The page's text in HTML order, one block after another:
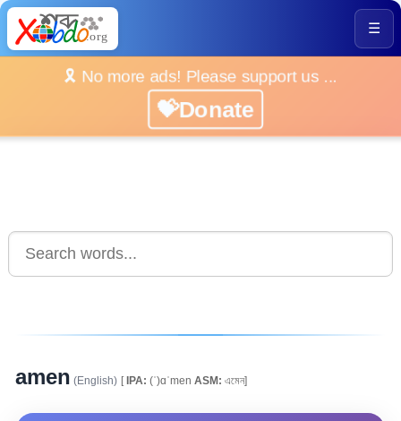
☰
🎗️ No more ads! Please support us ...
💝Donate
amen (English) [IPA: (ˈ)ɑˈmen ASM: এমেন]